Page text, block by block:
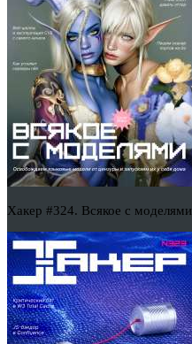
Хакер #324. Всякое с моделями